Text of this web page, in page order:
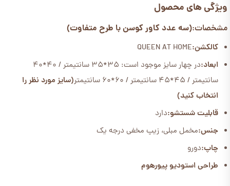
ویژگی های محصول
مشخصات:(سه عدد کاور کوسن با طرح متفاوت)
کالکشن:QUEEN AT HOME
ابعاد:
در چهار سایز موجود است: 35*35 سانتیمتر / 40*40
سانتیمتر / 45*45 سانتیمتر / 60*60 سانتیمتر
(سایز مورد نظر را
انتخاب کنید)
قابلیت شستشو:دارد
جنس:مخمل مبلی، زیپ مخفی درجه یک
چاپ:دورو
طراحی استودیو پیورهوم